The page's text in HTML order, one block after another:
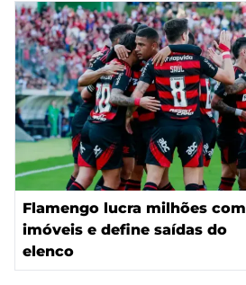
Flamengo lucra milhões com
imóveis e define saídas do
elenco